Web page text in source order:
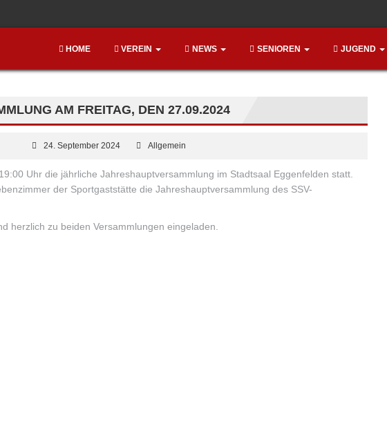
HOME VEREIN NEWS SENIOREN JUGEND
AM FREITAG, DEN 27.09.2024
24. September 2024 Allgemein
Uhr die jährliche Jahreshauptversammlung im Stadtsaal Eggenfelden statt.
der Sportgaststätte die Jahreshauptversammlung des SSV-
herzlich zu beiden Versammlungen eingeladen.